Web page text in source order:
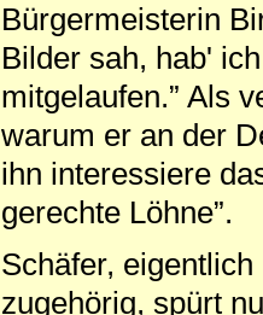
Bürgermeisterin
Bilder sah, hab'
mitgelaufen.” Als
warum er an der
ihn interessiere
gerechte Löhne”.
Schäfer,
zugehörig, spürt